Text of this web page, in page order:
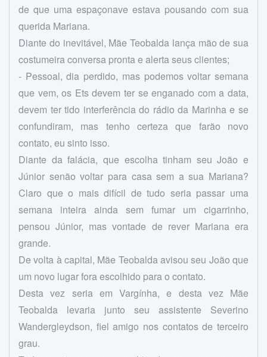
de que uma espaçonave estava pousando com sua
querida Mariana.
Diante do inevitável, Mãe Teobalda lança mão de sua
costumeira conversa pronta e alerta seus clientes;
- Pessoal, dia perdido, mas podemos voltar semana
que vem, os Ets devem ter se enganado com a data,
devem ter tido interferência do rádio da Marinha e se
confundiram, mas tenho certeza que farão novo
contato, eu sinto isso.
Diante da falácia, que escolha tinham seu João e
Júnior senão voltar para casa sem a sua Mariana?
Claro que o mais difícil de tudo seria passar uma
semana inteira ainda sem fumar um cigarrinho,
pensou Júnior, mas vontade de rever Mariana era
grande.
De volta à capital, Mãe Teobalda avisou seu João que
um novo lugar fora escolhido para o contato.
Desta vez seria em Vargínha, e desta vez Mãe
Teobalda levaria junto seu assistente Severino
Wandergleydson, fiel amigo nos contatos de terceiro
grau.